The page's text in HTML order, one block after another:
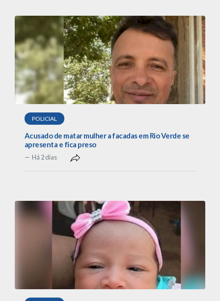
POLICIAL
Acusado de matar mulher a facadas em Rio Verde se
apresenta e fica preso
Há 2 dias